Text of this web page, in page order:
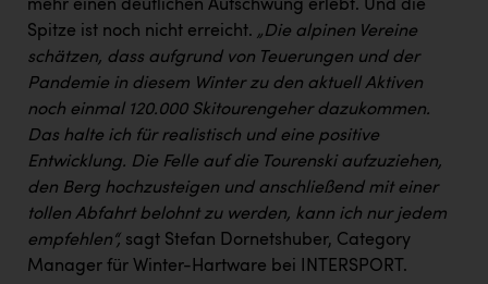
TGW Logistics
TRAILOMAT & Cycling Austria
VERITAS
Vier Diamanten
Vorlagenportal
Wir besiegen Krebs
Wirtschaftskammer OÖ
mehr einen deutlichen Aufschwung erlebt. Und die
Spitze ist noch nicht erreicht. „Die alpinen Vereine
schätzen, dass aufgrund von Teuerungen und der
Pandemie in diesem Winter zu den aktuell Aktiven
noch einmal 120.000 Skitourengeher dazukommen.
Das halte ich für realistisch und eine positive
Entwicklung. Die Felle auf die Tourenski aufzuziehen,
den Berg hochzusteigen und anschließend mit einer
tollen Abfahrt belohnt zu werden, kann ich nur jedem
empfehlen“, sagt Stefan Dornetshuber, Category
Manager für Winter-Hartware bei INTERSPORT.